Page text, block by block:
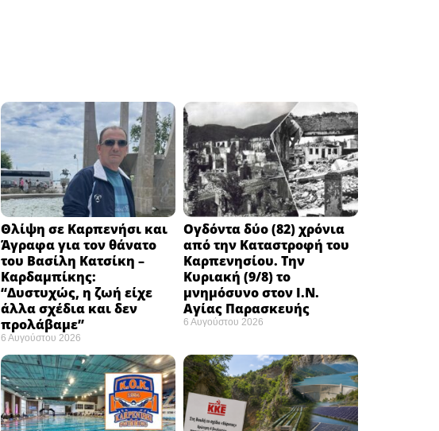
Θλίψη σε Καρπενήσι και
Άγραφα για τον θάνατο
του Βασίλη Κατσίκη –
Καρδαμπίκης:
“Δυστυχώς, η ζωή είχε
άλλα σχέδια και δεν
προλάβαμε”
6 Αυγούστου 2026
Ογδόντα δύο (82) χρόνια
από την Καταστροφή του
Καρπενησίου. Την
Κυριακή (9/8) το
μνημόσυνο στον Ι.Ν.
Αγίας Παρασκευής
6 Αυγούστου 2026